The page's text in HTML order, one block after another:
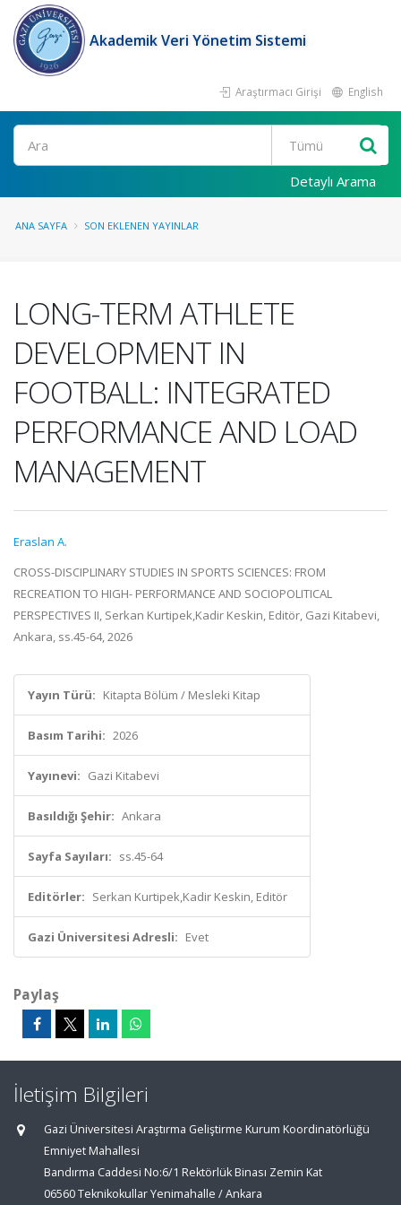
Akademik Veri Yönetim Sistemi
Araştırmacı Girişi English
Ara
Detaylı Arama
ANA SAYFA SON EKLENEN YAYINLAR
LONG-TERM ATHLETE
DEVELOPMENT IN
FOOTBALL: INTEGRATED
PERFORMANCE AND LOAD
MANAGEMENT
Eraslan A.
CROSS-DISCIPLINARY STUDIES IN SPORTS SCIENCES: FROM
RECREATION TO HIGH- PERFORMANCE AND SOCIOPOLITICAL
PERSPECTIVES II, Serkan Kurtipek,Kadir Keskin, Editör, Gazi Kitabevi,
Ankara, ss.45-64, 2026
Yayın Türü: Kitapta Bölüm / Mesleki Kitap
Basım Tarihi: 2026
Yayınevi: Gazi Kitabevi
Basıldığı Şehir: Ankara
Sayfa Sayıları: ss.45-64
Editörler: Serkan Kurtipek,Kadir Keskin, Editör
Gazi Üniversitesi Adresli: Evet
Paylaş
İletişim Bilgileri
Gazi Üniversitesi Araştırma Geliştirme Kurum Koordinatörlüğü
Emniyet Mahallesi
Bandırma Caddesi No:6/1 Rektörlük Binası Zemin Kat
06560 Teknikokullar Yenimahalle / Ankara